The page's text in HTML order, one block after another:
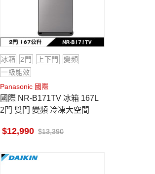
冰箱 2門 上下門
變頻
一級能效
Panasonic 國際
國際 NR-B171TV 冰箱 167L
2門 雙門 變頻 冷凍大空間
12,990 13,390